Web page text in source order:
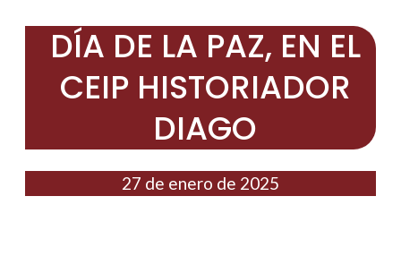
DÍA DE LA PAZ, EN EL
CEIP HISTORIADOR
DIAGO
27 de enero de 2025